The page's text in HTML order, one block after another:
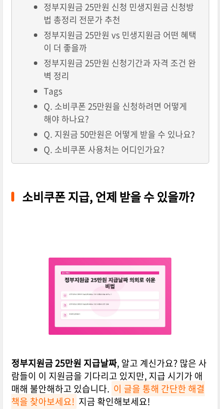
정부지원금 25만원 신청 민생지원금 신청방
법 총정리 전문가 추천
정부지원금 25만원 vs 민생지원금 어떤 혜택
이 더 좋을까
정부지원금 25만원 신청기간과 자격 조건 완
벽 정리
Tags
Q. 소비쿠폰 25만원을 신청하려면 어떻게
해야 하나요?
Q. 지원금 50만원은 어떻게 받을 수 있나요?
Q. 소비쿠폰 사용처는 어디인가요?
소비쿠폰 지급, 언제 받을 수 있을까?
정부지원금 25만원 지급날짜, 알고 계신가요? 많은 사
람들이 이 지원금을 기다리고 있지만, 지급 시기가 애
매해 불안해하고 있습니다. 이 글을 통해 간단한 해결
책을 찾아보세요! 지금 확인해보세요!